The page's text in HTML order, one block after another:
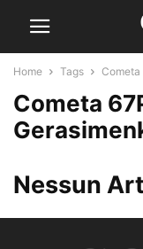
Home Tags Cometa
Cometa
Nessun